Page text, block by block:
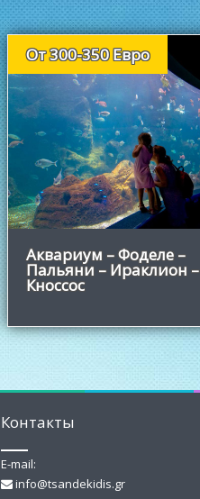
От 300-350 Евро
Узнать больше
Аквариум – Фоделе –
Пальяни – Ираклион –
Кноссос
Контакты
E-mail:
info@tsandekidis.gr